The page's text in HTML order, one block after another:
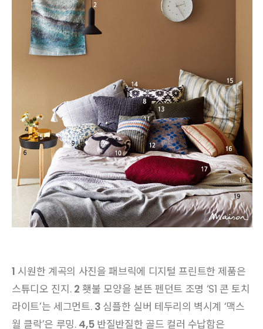
1 시원한 계곡의 사진을 패브릭에 디지털 프린트한 제품은
스튜디오 진지. 2 횃불 모양을 본뜬 펜던트 조명 ‘S1 콘 토치
라이트’는 세그먼트. 3 심플한 실버 테두리의 벽시계 ‘맥스
월 클락’은 루밍. 4,5반질반질한 골드 컬러 수납함은